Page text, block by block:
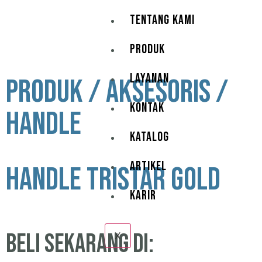
TENTANG KAMI
PRODUK
LAYANAN
KONTAK
KATALOG
ARTIKEL
KARIR
X
PRODUK / AKSESORIS /
HANDLE
Handle Tristar Gold
beli sekarang di: